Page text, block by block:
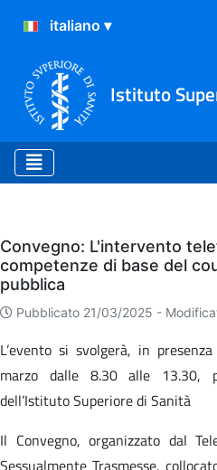
Istituto
Eventi
Convegno: L'intervento
competenze di base del
pubblica
Pubblicato 21/03/2025 -
L’evento si svolgerà, in
marzo dalle 8.30 alle 13.30,
dell’Istituto Superiore di Sanità
Il Convegno, organizzato dal
Sessualmente Trasmesse,